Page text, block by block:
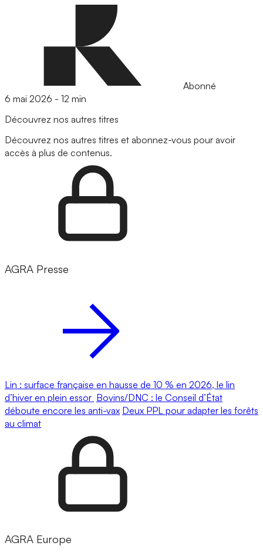
Abonné
6 mai 2026 - 12 min
Découvrez nos autres titres
Découvrez nos autres titres et abonnez-vous pour avoir
accès à plus de contenus.
AGRA Presse
Lin : surface française en hausse de 10 % en 2026, le lin
d’hiver en plein essor Bovins/DNC : le Conseil d’État
déboute encore les anti-vax Deux PPL pour adapter les forêts
au climat
AGRA Europe